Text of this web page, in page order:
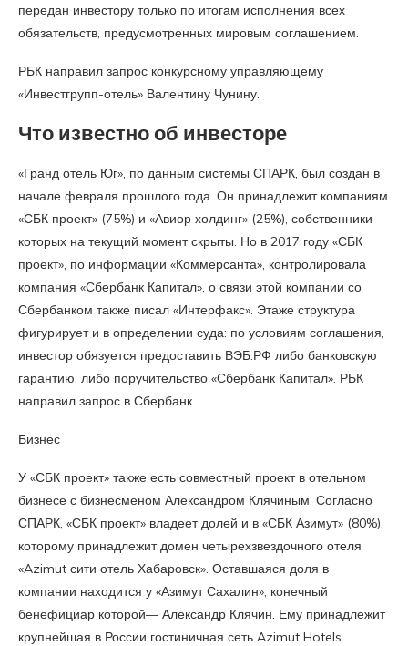
передан инвестору только по итогам исполнения всех
обязательств, предусмотренных мировым соглашением.
РБК направил запрос конкурсному управляющему
«Инвестгрупп-отель» Валентину Чунину.
Что известно об инвесторе
«Гранд отель Юг», по данным системы СПАРК, был создан в
начале февраля прошлого года. Он принадлежит компаниям
«СБК проект» (75%) и «Авиор холдинг» (25%), собственники
которых на текущий момент скрыты. Но в 2017 году «СБК
проект», по информации «Коммерсанта», контролировала
компания «Сбербанк Капитал», о связи этой компании со
Сбербанком также писал «Интерфакс». Этаже структура
фигурирует и в определении суда: по условиям соглашения,
инвестор обязуется предоставить ВЭБ.РФ либо банковскую
гарантию, либо поручительство «Сбербанк Капитал». РБК
направил запрос в Сбербанк.
Бизнес
У «СБК проект» также есть совместный проект в отельном
бизнесе с бизнесменом Александром Клячиным. Согласно
СПАРК, «СБК проект» владеет долей и в «СБК Азимут» (80%),
которому принадлежит домен четырехзвездочного отеля
«Azimut сити отель Хабаровск». Оставшаяся доля в
компании находится у «Азимут Сахалин», конечный
бенефициар которой— Александр Клячин. Ему принадлежит
крупнейшая в России гостиничная сеть Azimut Hotels.